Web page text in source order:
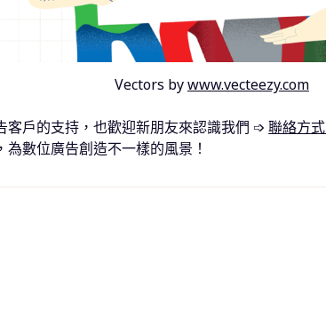
Vectors bywww.vecteezy.com
客戶的支持，也歡迎新朋友來認識我們 ➩聯絡方式
為數位廣告創造不一樣的風景！